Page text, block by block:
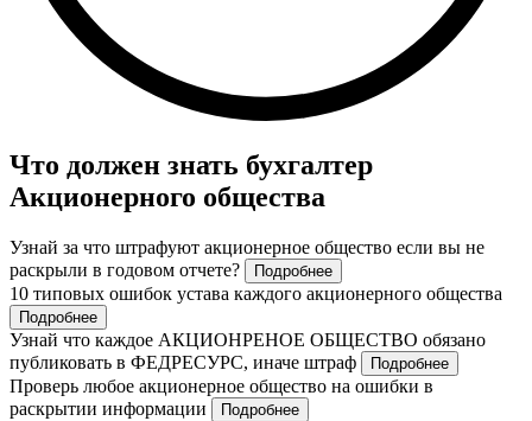
Что должен знать бухгалтер
Акционерного общества
Узнай за что штрафуют акционерное общество если вы не
раскрыли в годовом отчете?
Подробнее
10 типовых ошибок устава каждого акционерного общества
Подробнее
Узнай что каждое АКЦИОНРЕНОЕ ОБЩЕСТВО обязано
публиковать в ФЕДРЕСУРС, иначе штраф
Подробнее
Проверь любое акционерное общество на ошибки в
раскрытии информации
Подробнее